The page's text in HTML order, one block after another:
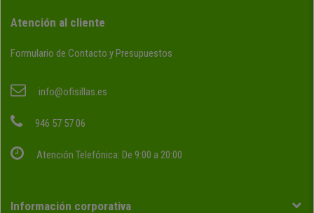
Atención al cliente
Formulario de Contacto y Presupuestos
info@ofisillas.es
946 57 57 06
Atención Telefónica: De 9:00 a 20:00
Información corporativa